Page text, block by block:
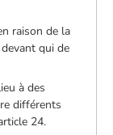
raison de la
qui de
à des
différents
24.